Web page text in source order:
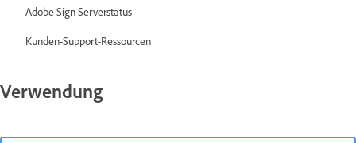
Adobe Sign Serverstatus
Kunden-Support-Ressourcen
Verwendung